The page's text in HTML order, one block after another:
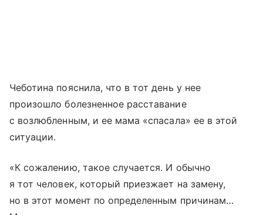
Чеботина пояснила, что в тот день у нее
произошло болезненное расставание
с возлюбленным, и ее мама «спасала» ее в этой
ситуации.
«К сожалению, такое случается. И обычно
я тот человек, который приезжает на замену,
но в этот момент по определенным причинам…